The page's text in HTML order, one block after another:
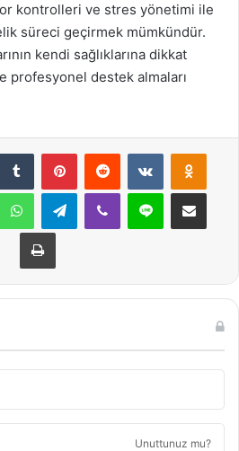
kontrolleri ve stres yönetimi ile
süreci geçirmek mümkündür.
kendi sağlıklarına dikkat
profesyonel destek almaları
Tumblr PinterestReddit VKontakte
WhatsAppTelegramViber Line E-Posta ile
Yazdır
Unuttunuz mu?